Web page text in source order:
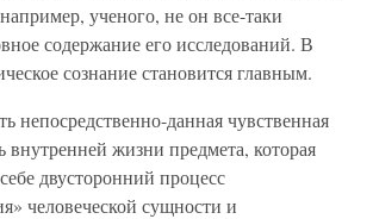
ученого, не он все-таки
содержание его исследований. В
сознание становится главным.
непосредственно-данная чувственная
внутренней жизни предмета, которая
двусторонний процесс
человеческой сущности и